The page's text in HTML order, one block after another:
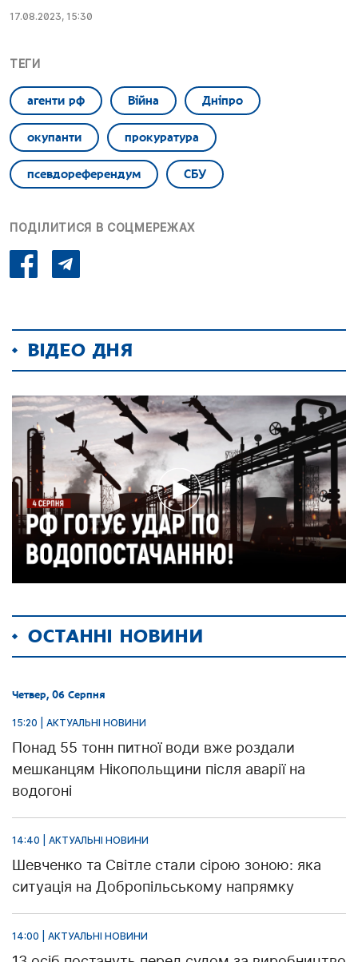
17.08.2023, 15:30
ТЕГИ
агенти рф Війна Дніпро
окупанти прокуратура
псевдореферендум СБУ
ПОДІЛИТИСЯ В СОЦМЕРЕЖАХ
ВІДЕО ДНЯ
ОСТАННІ НОВИНИ
Четвер, 06 Серпня
15:20 | АКТУАЛЬНІ НОВИНИ
Понад 55 тонн питної води вже роздали
мешканцям Нікопольщини після аварії на
водогоні
14:40 | АКТУАЛЬНІ НОВИНИ
Шевченко та Світле стали сірою зоною: яка
ситуація на Добропільському напрямку
14:00 | АКТУАЛЬНІ НОВИНИ